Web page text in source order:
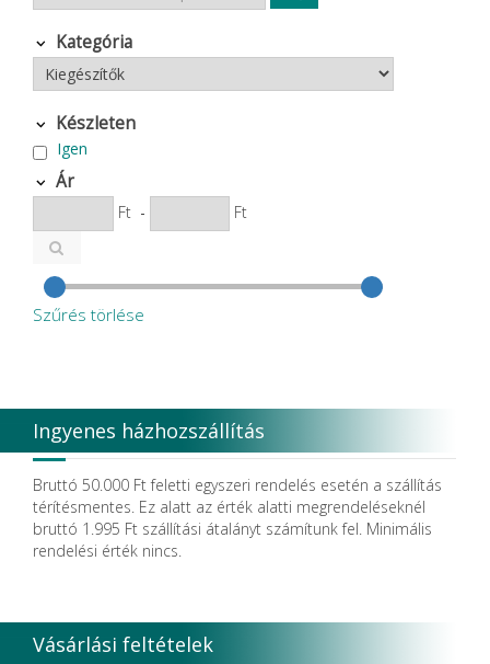
Kategória
Készleten
Igen
Ár
Ft - Ft
Szűrés törlése
Ingyenes házhozszállítás
Bruttó 50.000 Ft feletti egyszeri rendelés esetén a szállítás
térítésmentes. Ez alatt az érték alatti megrendeléseknél
bruttó 1.995 Ft szállítási átalányt számítunk fel. Minimális
rendelési érték nincs.
Vásárlási feltételek